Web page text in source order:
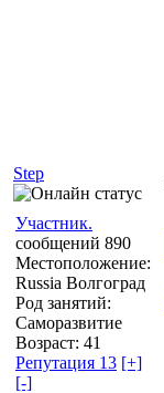
Step
Участник.
сообщений 890
Местоположение:
Russia Волгоград
Род занятий:
Саморазвитие
Возраст: 41
Репутация 13 [+]
[-]